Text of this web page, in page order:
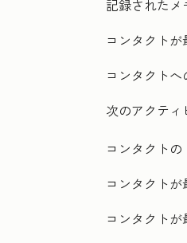
記録されたメ
コンタクト
コンタクト
次のアクテ
コンタクトの
コンタクト
コンタクト